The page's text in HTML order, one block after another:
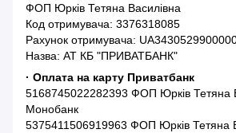
ФОП Юрків Тетяна Василівна
Код отримувача: 3376318085
Рахунок отримувача:
Назва: АТ КБ "ПРИВАТБАНК"
· Оплата на карту Приватбанк
5168745022282393 ФОП Юрків Тетяна
Монобанк
5375411506919963 ФОП Юрків Тетяна